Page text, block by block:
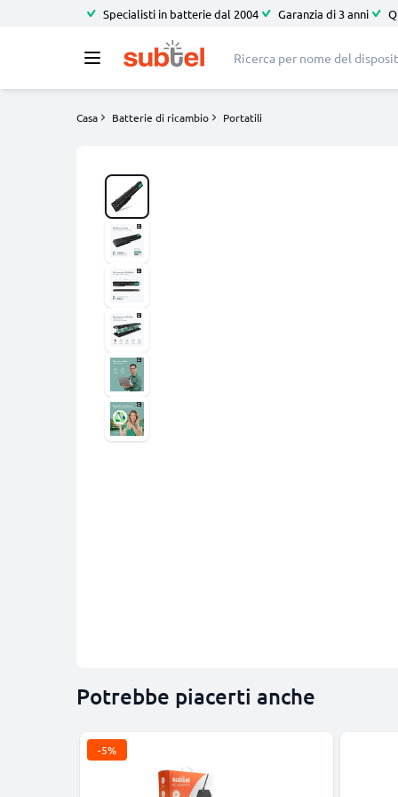
Specialisti in batterie dal 2004 Garanzia di 3 anni
Casa Batterie di ricambio Portatili
Potrebbe piacerti anche
-5%